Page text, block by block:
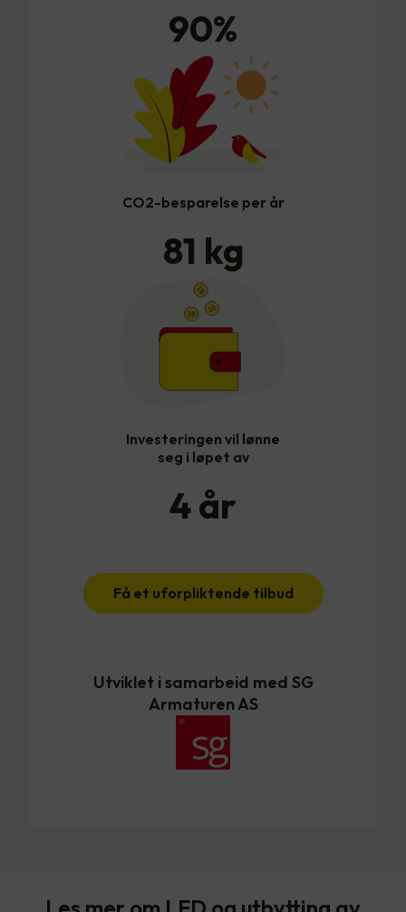
90%
CO2-besparelse per år
81 kg
Investeringen vil lønne
seg i løpet av
4år
Få et uforpliktende tilbud
Utviklet i samarbeid med SG
Armaturen AS